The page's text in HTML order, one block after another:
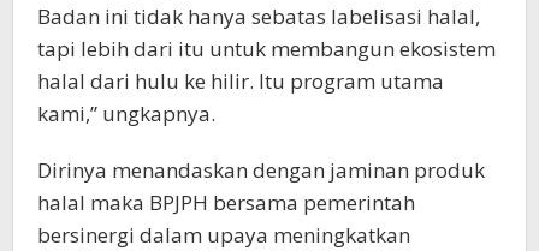
Badan ini tidak hanya sebatas labelisasi halal,
tapi lebih dari itu untuk membangun ekosistem
halal dari hulu ke hilir. Itu program utama
kami,” ungkapnya.
Dirinya menandaskan dengan jaminan produk
halal maka BPJPH bersama pemerintah
bersinergi dalam upaya meningkatkan